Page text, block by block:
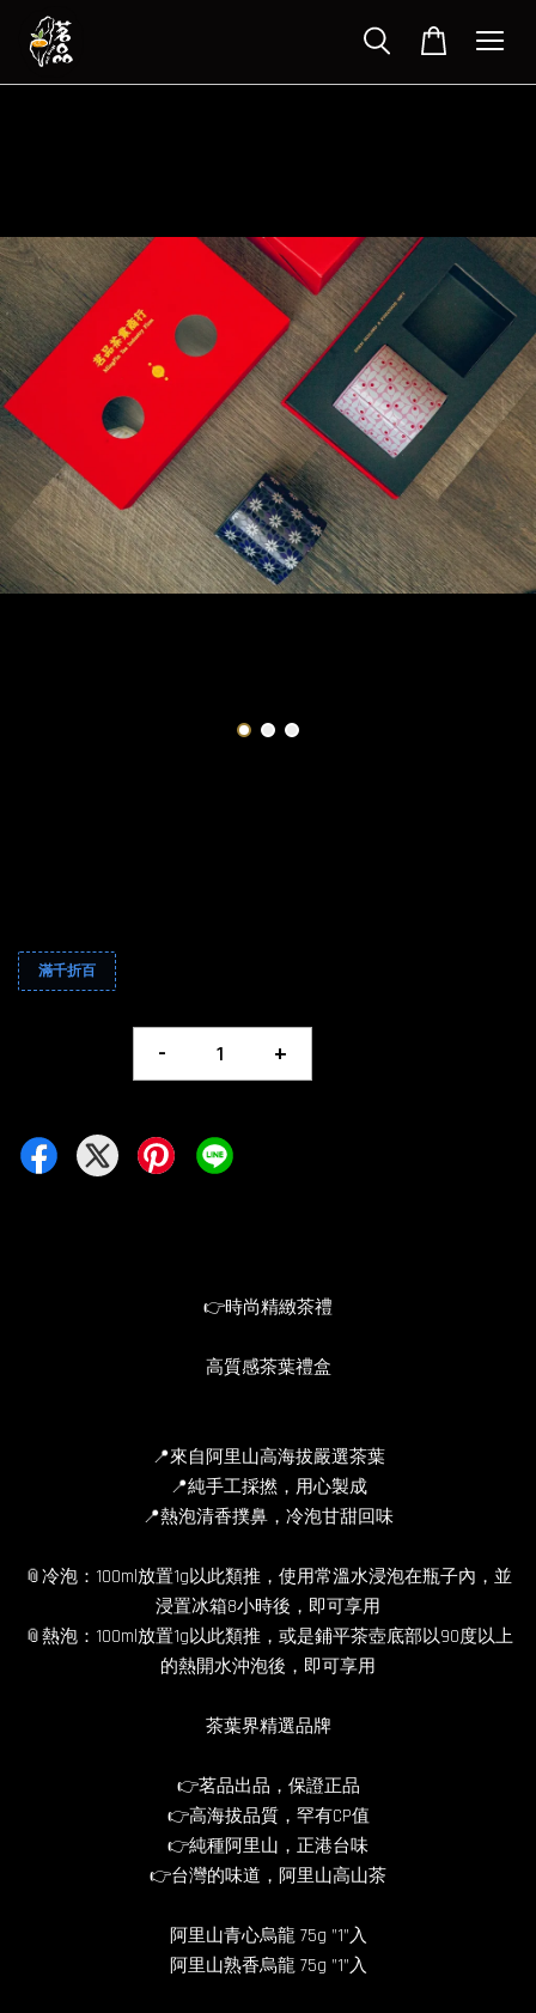
滿千折百
- +
👉時尚精緻茶禮
高質感茶葉禮盒
📍來自阿里山高海拔嚴選茶葉
📍純手工採撚，用心製成
📍熱泡清香撲鼻，冷泡甘甜回味
📎冷泡：100ml放置1g以此類推，使用常溫水浸泡在瓶子內，並
浸置冰箱8小時後，即可享用
📎熱泡：100ml放置1g以此類推，或是鋪平茶壺底部以90度以上
的熱開水沖泡後，即可享用
茶葉界精選品牌
👉茗品出品，保證正品
👉高海拔品質，罕有CP值
👉純種阿里山，正港台味
👉台灣的味道，阿里山高山茶
阿里山青心烏龍 75g ”1”入
阿里山熟香烏龍 75g ”1”入